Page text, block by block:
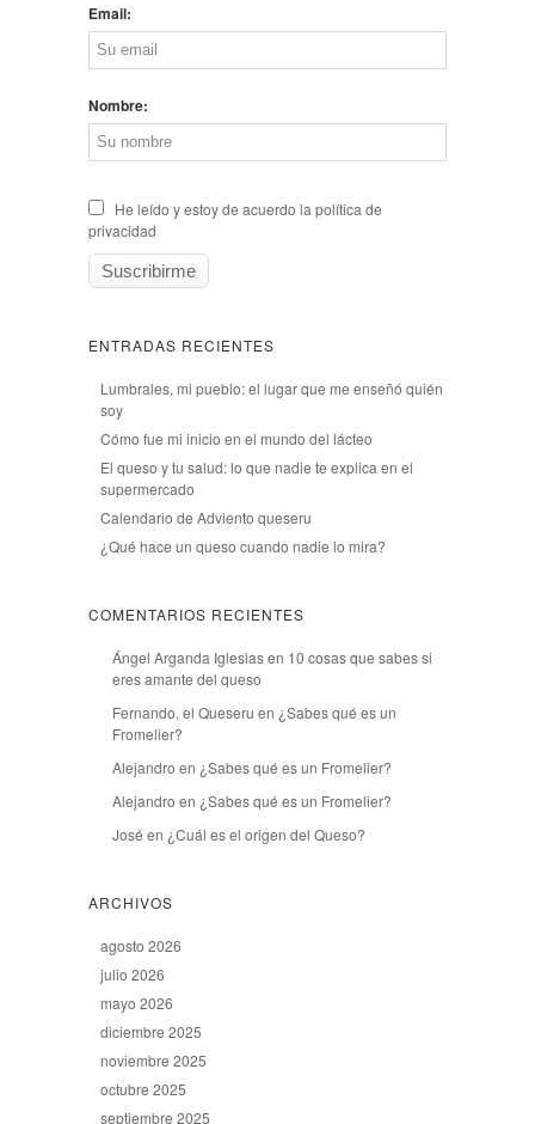
Email:
Nombre:
He leído y estoy de acuerdo la política de
privacidad
ENTRADAS RECIENTES
Lumbrales, mi pueblo: el lugar que me enseñó quién
soy
Cómo fue mi inicio en el mundo del lácteo
El queso y tu salud: lo que nadie te explica en el
supermercado
Calendario de Adviento queseru
¿Qué hace un queso cuando nadie lo mira?
COMENTARIOS RECIENTES
Ángel Arganda Iglesiasen 10 cosas que sabes si
eres amante del queso
Fernando, el Queseru en ¿Sabes qué es un
Fromelier?
Alejandro en ¿Sabes qué es un Fromelier?
Alejandro en ¿Sabes qué es un Fromelier?
José en ¿Cuál es el origen del Queso?
ARCHIVOS
agosto 2026
julio 2026
mayo 2026
diciembre 2025
noviembre 2025
octubre 2025
septiembre 2025